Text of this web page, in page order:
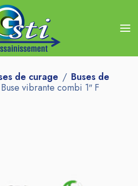
de curage
Buses de
Buse vibrante combi 1″ F